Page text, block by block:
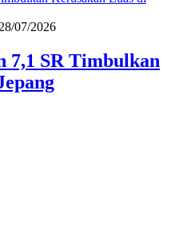
28/07/2026
7,1 SR Timbulkan